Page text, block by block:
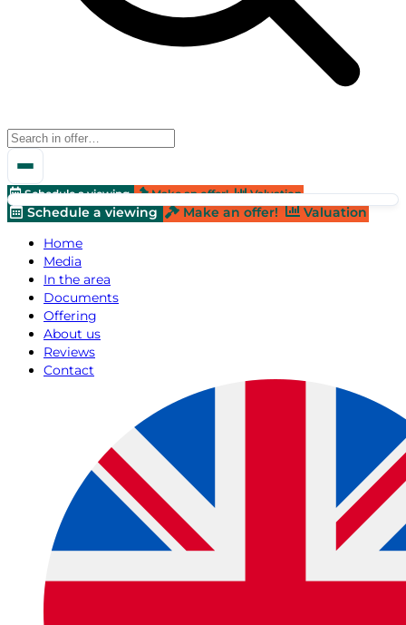
Schedule a viewing Make an offer! Valuation
Schedule a viewing Make an offer!
Valuation
Home
Media
In the area
Documents
Offering
About us
Reviews
Contact